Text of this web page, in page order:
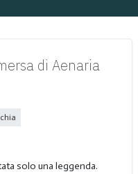
di Aenaria
solo una leggenda.